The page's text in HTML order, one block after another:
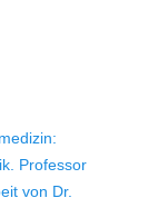
Professor
von Dr.